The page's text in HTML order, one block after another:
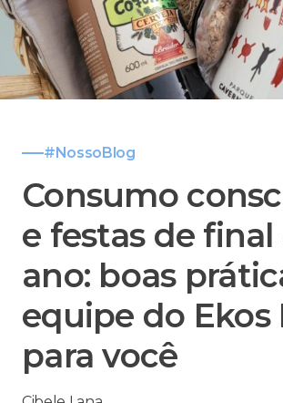
#NossoBlog
Consumo
e festas de final
ano: boas
equipe do Ekos
para você